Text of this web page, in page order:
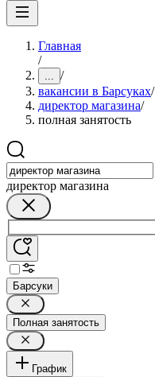
Главная
/
... /
вакансии в Барсуках/
директор магазина/
полная занятость
директор магазина
Барсуки
Полная занятость
График